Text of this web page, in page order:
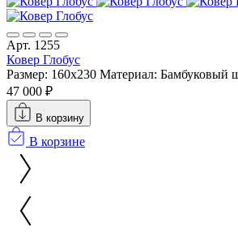
Арт. 1255
Ковер Глобус
Размер: 160х230 Материал: Бамбуковый
47 000 ₽
В корзину
В корзине